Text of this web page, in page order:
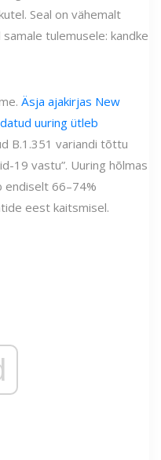
Seal on vähemalt
tulemusele: kandke
Äsja ajakirjas New
uuring ütleb
B.1.351 variandi tõttu
19 vastu”. Uuring hõlmas
endiselt 66–74%
eest kaitsmisel.